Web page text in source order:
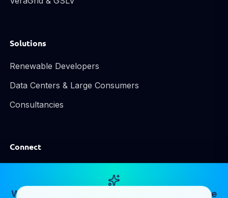
Solutions
Renewable Developers
Data Centers & Large Consumers
Consultancies
Connect
Email Us
We have just published a beta version of The